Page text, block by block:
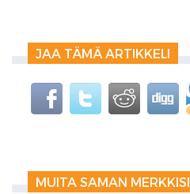
JAA TÄMÄ ARTIKKELI
MUITA SAMAN